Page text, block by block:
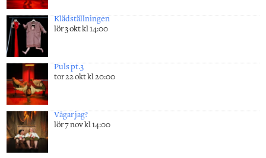
Klädställningen
lör 3 okt kl 14:00
Puls pt.3
tor 22 okt kl 20:00
Vågar jag?
lör 7 nov kl 14:00